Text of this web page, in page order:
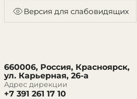
Версия для слабовидящих
660006, Россия, Красноярск,
ул. Карьерная, 26-а
Адрес дирекции
+7 391 261 17 10